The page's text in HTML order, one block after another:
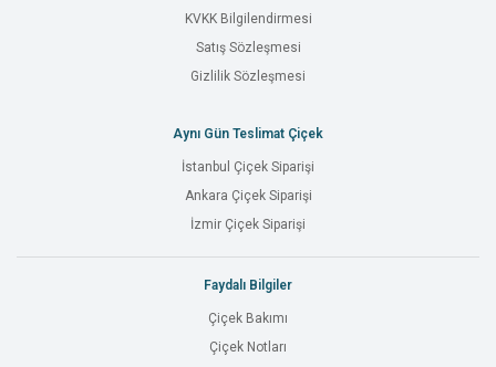
KVKK Bilgilendirmesi
Satış Sözleşmesi
Gizlilik Sözleşmesi
Aynı Gün Teslimat Çiçek
İstanbul Çiçek Siparişi
Ankara Çiçek Siparişi
İzmir Çiçek Siparişi
Faydalı Bilgiler
Çiçek Bakımı
Çiçek Notları